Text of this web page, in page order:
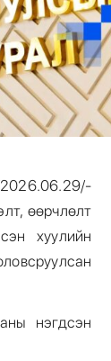
2026.06.29/-
өөрчлөлт
хуулийн
нэгдсэн